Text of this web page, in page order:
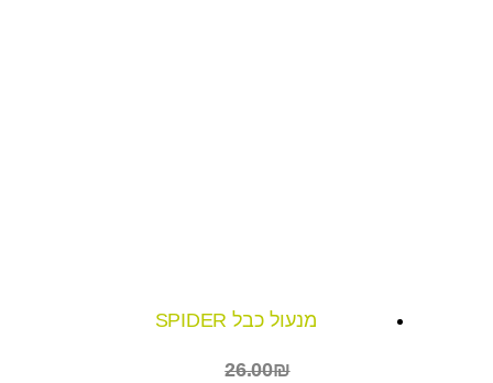
מנעול כבל SPIDER
₪1526.00₪